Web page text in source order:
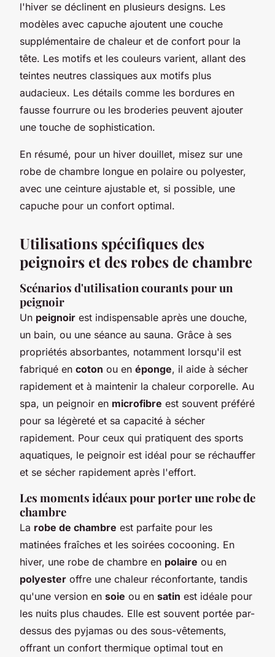
l'hiver se déclinent en plusieurs designs. Les
modèles avec capuche ajoutent une couche
supplémentaire de chaleur et de confort pour la
tête. Les motifs et les couleurs varient, allant des
teintes neutres classiques aux motifs plus
audacieux. Les détails comme les bordures en
fausse fourrure ou les broderies peuvent ajouter
une touche de sophistication.
En résumé, pour un hiver douillet, misez sur une
robe de chambre longue en polaire ou polyester,
avec une ceinture ajustable et, si possible, une
capuche pour un confort optimal.
Utilisations spécifiques des
peignoirs et des robes de chambre
Scénarios d'utilisation courants pour un
peignoir
Un peignoir est indispensable après une douche,
un bain, ou une séance au sauna. Grâce à ses
propriétés absorbantes, notamment lorsqu'il est
fabriqué en coton ou en éponge, il aide à sécher
rapidement et à maintenir la chaleur corporelle. Au
spa, un peignoir en microfibre est souvent préféré
pour sa légèreté et sa capacité à sécher
rapidement. Pour ceux qui pratiquent des sports
aquatiques, le peignoir est idéal pour se réchauffer
et se sécher rapidement après l'effort.
Les moments idéaux pour porter une robe de
chambre
La robe de chambre est parfaite pour les
matinées fraîches et les soirées cocooning. En
hiver, une robe de chambre en polaire ou en
polyester offre une chaleur réconfortante, tandis
qu'une version en soie ou en satin est idéale pour
les nuits plus chaudes. Elle est souvent portée par-
dessus des pyjamas ou des sous-vêtements,
offrant un confort thermique optimal tout en